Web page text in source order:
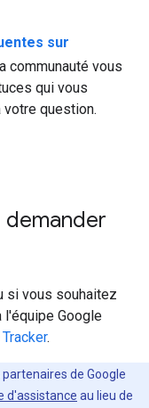
sur
communauté vous
qui vous
votre question.
demander
si vous souhaitez
l'équipe Google
.
partenaires de Google
d'assistance au lieu de